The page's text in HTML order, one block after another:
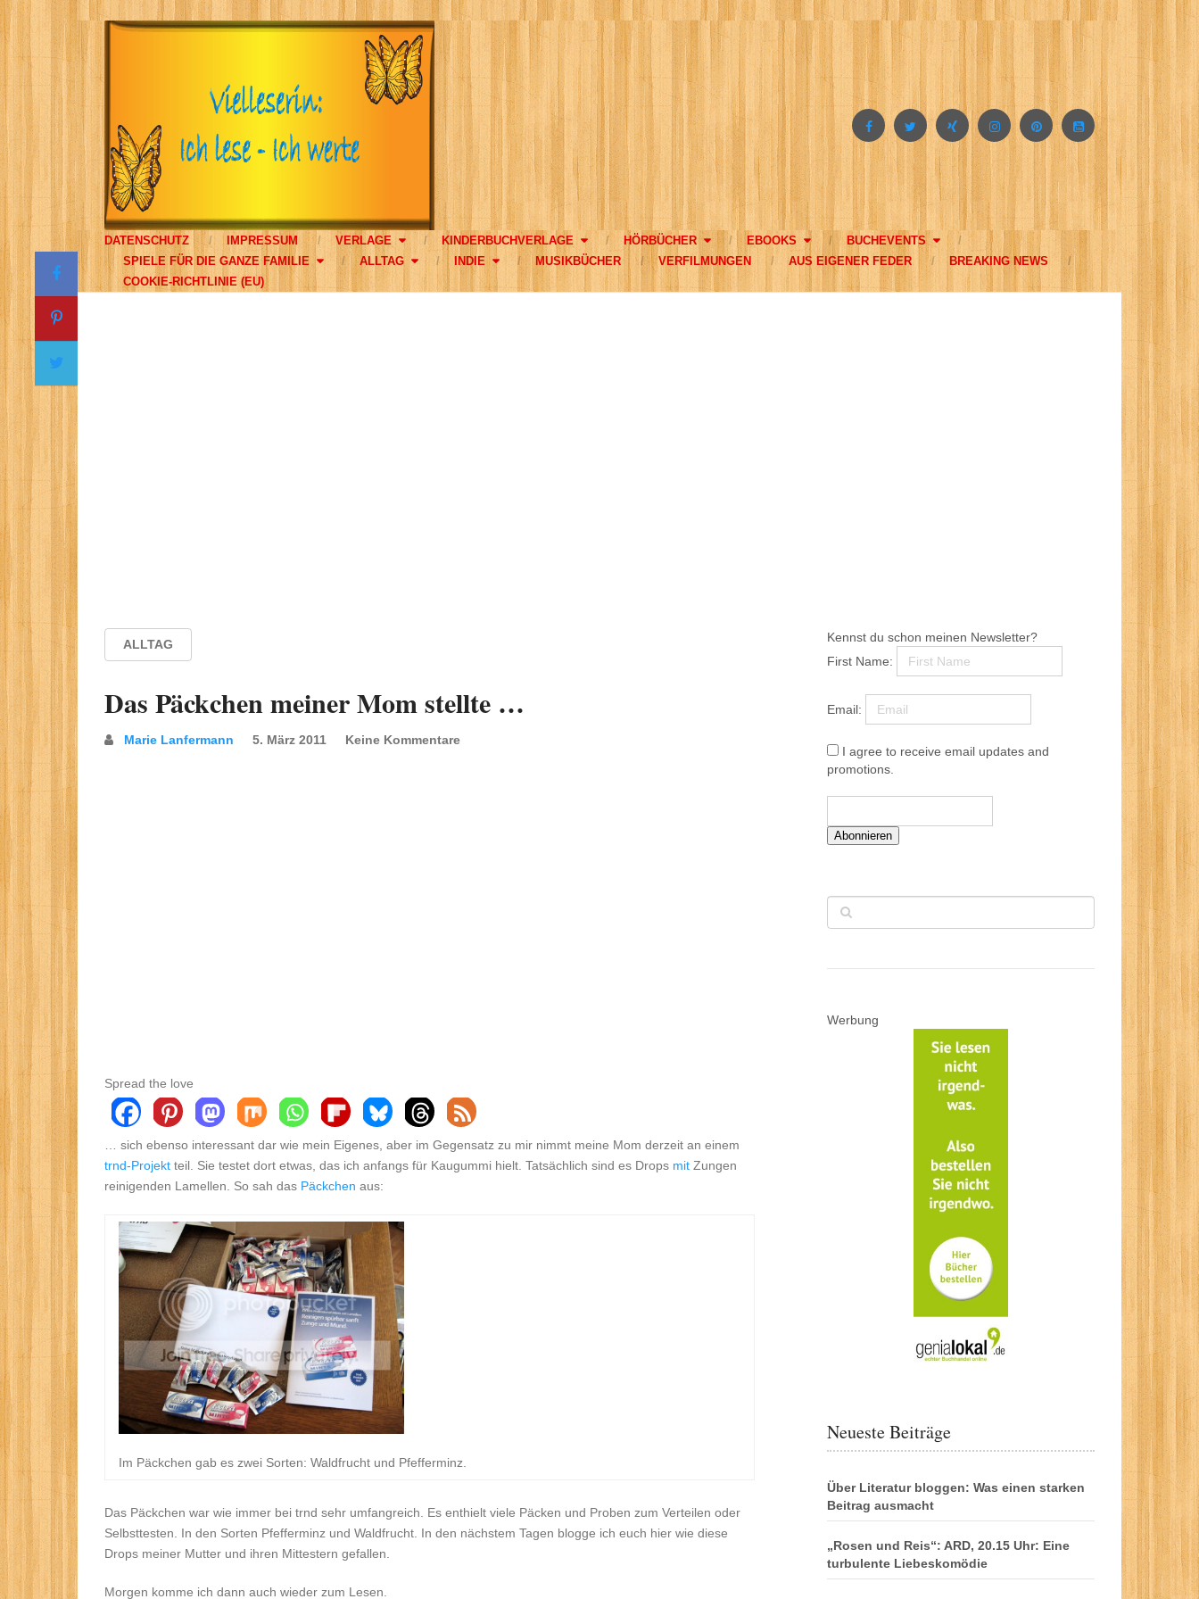
DATENSCHUTZ IMPRESSUM VERLAGE KINDERBUCHVERLAGE HÖRBÜCHER EBOOKS
BUCHEVENTS
SPIELE FÜR DIE GANZE FAMILIE
ALLTAG INDIE MUSIKBÜCHER VERFILMUNGEN AUS EIGENER FEDER
BREAKING NEWS
COOKIE-RICHTLINIE (EU)
ALLTAG
Das Päckchen meiner Mom stellte …
Marie Lanfermann 5. März 2011 Keine Kommentare
Spread the love
… sich ebenso interessant dar wie mein Eigenes, aber im Gegensatz zu mir nimmt meine Mom derzeit an einem
trnd-Projekt teil. Sie testet dort etwas, das ich anfangs für Kaugummi hielt. Tatsächlich sind es Drops mit Zungen
reinigenden Lamellen. So sah das Päckchen aus:
Im Päckchen gab es zwei Sorten: Waldfrucht und Pfefferminz.
Das Päckchen war wie immer bei trnd sehr umfangreich. Es enthielt viele Päcken und Proben zum Verteilen oder
Selbsttesten. In den Sorten Pfefferminz und Waldfrucht. In den nächstem Tagen blogge ich euch hier wie diese
Drops meiner Mutter und ihren Mittestern gefallen.
Morgen komme ich dann auch wieder zum Lesen.
Kennst du schon meinen Newsletter?
First Name:
Email:
I agree to receive email updates and
promotions.
Abonnieren
Werbung
Neueste Beiträge
Über Literatur bloggen: Was einen starken
Beitrag ausmacht
„Rosen und Reis“: ARD, 20.15 Uhr: Eine
turbulente Liebeskomödie